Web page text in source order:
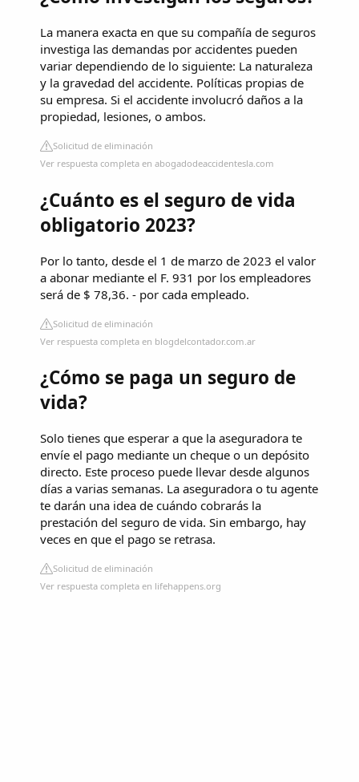
La manera exacta en que su compañía de seguros
investiga las demandas por accidentes pueden
variar dependiendo de lo siguiente: La naturaleza
y la gravedad del accidente. Políticas propias de
su empresa. Si el accidente involucró daños a la
propiedad, lesiones, o ambos.
Solicitud de eliminación
Ver respuesta completa en abogadodeaccidentesla.com
¿Cuánto es el seguro de vida
obligatorio 2023?
Por lo tanto, desde el 1 de marzo de 2023 el valor
a abonar mediante el F. 931 por los empleadores
será de $ 78,36. - por cada empleado.
Solicitud de eliminación
Ver respuesta completa en blogdelcontador.com.ar
¿Cómo se paga un seguro de
vida?
Solo tienes que esperar a que la aseguradora te
envíe el pago mediante un cheque o un depósito
directo. Este proceso puede llevar desde algunos
días a varias semanas. La aseguradora o tu agente
te darán una idea de cuándo cobrarás la
prestación del seguro de vida. Sin embargo, hay
veces en que el pago se retrasa.
Solicitud de eliminación
Ver respuesta completa en lifehappens.org